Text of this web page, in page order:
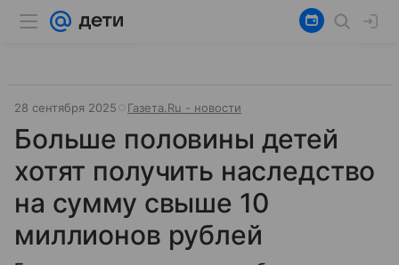
28 сентября 2025 Газета.Ru - новости
Больше половины детей
хотят получить наследство
на сумму свыше 10
миллионов рублей